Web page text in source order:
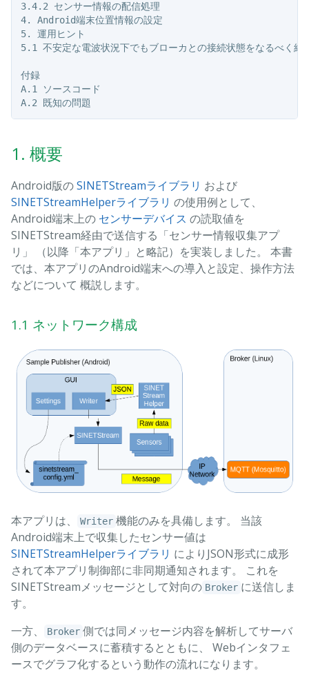
3.4.2 センサー情報の配信処理
4. Android端末位置情報の設定
5. 運用ヒント
5.1 不安定な電波状況下でもブローカとの接続状態をなるべく維
付録
A.1 ソースコード
1. 概要
Android版のSINETStreamライブラリ および
SINETStreamHelperライブラリ の使用例として、
Android端末上の センサーデバイス の読取値を
SINETStream経由で送信する「センサー情報収集アプ
リ」 （以降「本アプリ」と略記）を実装しました。 本書
では、本アプリのAndroid端末への導入と設定、操作方法
などについて 概説します。
1.1 ネットワーク構成
本アプリは、 Writer 機能のみを具備します。 当該
Android端末上で収集したセンサー値は
SINETStreamHelperライブラリ によりJSON形式に成形
されて本アプリ制御部に非同期通知されます。 これを
SINETStreamメッセージとして対向の Broker に送信しま
す。
一方、
Broker 側では同メッセージ内容を解析してサーバ
側のデータベースに蓄積するとともに、 Webインタフェ
ースでグラフ化するという動作の流れになります。